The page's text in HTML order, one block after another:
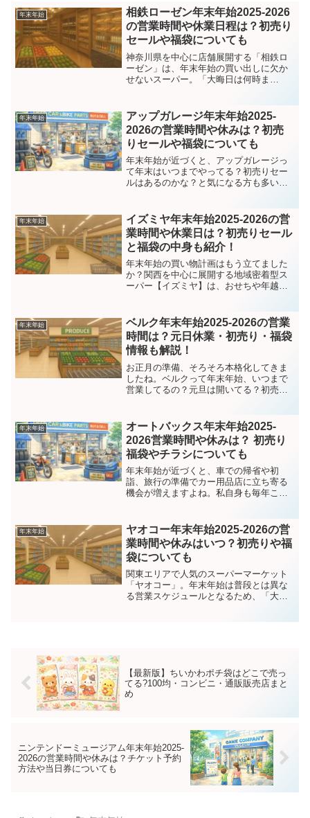
年末年始
相鉄ローゼン年末年始2025-2026
の営業時間や休業日程は？初売り
セールや福袋についても
神奈川県を中心に店舗展開する「相鉄ロ
ーゼン」は、年末年始の買い出しに欠か
せないスーパー。「大晦日は何時ま
持つ方も多いのではないでしょうか。こ
の記事では、2025年末〜2...
年末年始
アップガレージ年末年始2025-
2026の営業時間や休みは？初売
りセールや福袋についても
年末年始が近づくと、アップガレージっ
て年末はいつまでやってる？初売りセー
ルはあるのかな？と気になる方も多いで
た…」と慌てた経験があります。この記
事では、アップガレージの20...
年末年始
イズミヤ年末年始2025-2026の営
業時間や休業日は？初売りセール
と福袋の中身も紹介！
年末年始の買い物計画はもう立てました
か？関西を中心に展開する地域密着型ス
ーパー【イズミヤ】は、おせちや年越し
期は通常と営業時間が異なり、特に大晦
日や元旦の営業状況は店舗...
年末年始
ベルク年末年始2025-2026の営業
時間は？元日休業・初売り・福袋
情報も解説！
お正月の準備、そろそろ本格化してきま
したね。ベルクって年末年始、いつまで
営業してるの？元旦は開いてる？初売り
ーパーマーケット【ベルク】の2025年末
～2026年始にかけ...
年末年始
オートバックス年末年始2025-
2026営業時間や休みは？ 初売り
福袋やチラシについても
年末年始が近づくと、車での帰省や初
詣、旅行の準備でカー用品店に立ち寄る
機会が増えますよね。私自身も毎年この
かな？」と、つい気になってしまいま
す。この記事では、オートバッ...
年末年始
ヤオコー年末年始2025-2026の営
業時間や休みはいつ？初売りや福
袋についても
関東エリアで人気のスーパーマーケット
「ヤオコー」。年末年始は普段とは異な
る営業スケジュールとなるため、「大晦
【最新版】ちいかわポチ袋はどこで売っ
てる?100均・コンビニ・通販販売店まと
め
ニンテンドーミュージアム年末年始2025-
2026の営業時間や休みは？チケット予約
方法や当日券についても